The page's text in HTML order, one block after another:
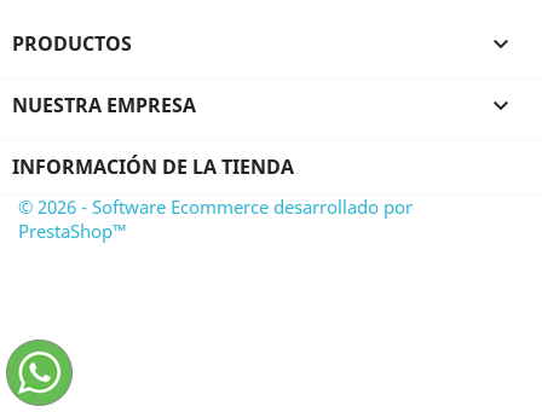
PRODUCTOS 
NUESTRA EMPRESA 
INFORMACIÓN DE LA TIENDA
© 2026 - Software Ecommerce desarrollado por
PrestaShop™